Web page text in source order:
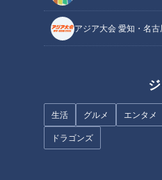
アジア大会 愛知・名古
生活 グルメ エンタメ
ドラゴンズ
ロサンゼルスオリンピックで
競技となった5大会では届きそ
った黄金に輝くメダル。それ
金メダルが決まった瞬間、マ
たち。その中にドラゴンズの